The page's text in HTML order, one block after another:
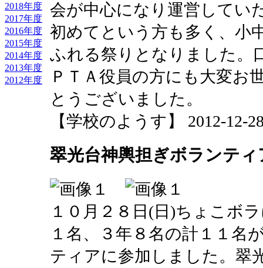
2018年度
2017年度
2016年度
2015年度
2014年度
2013年度
2012年度
会が中心になり運営してい
初めてという方も多く、小
ふれる祭りとなりました。
ＰＴＡ役員の方にも大変お
とうございました。
【学校のようす】 2012-12-
翠光台神輿担ぎボランティ
１０月２８日(日)ちょこボ
１名、３年８名の計１１名
ティアに参加しました。翠